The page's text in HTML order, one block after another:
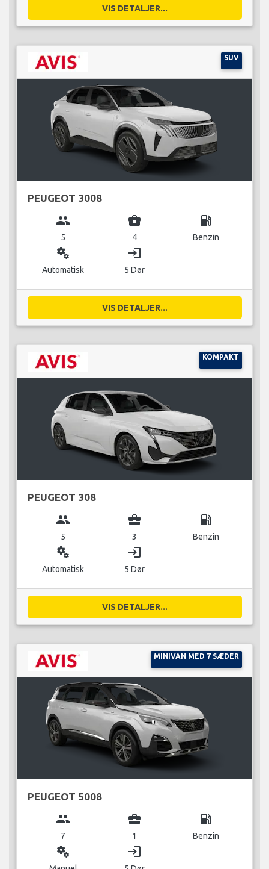
VIS DETALJER...
SUV
PEUGEOT 3008
group
5
business_center
4
local_gas_station
Benzin
miscellaneous_services
Automatisk
login
5 Dør
VIS DETALJER...
KOMPAKT
PEUGEOT 308
group
5
business_center
3
local_gas_station
Benzin
miscellaneous_services
Automatisk
login
5 Dør
VIS DETALJER...
MINIVAN MED 7 SÆDER
PEUGEOT 5008
group
7
business_center
1
local_gas_station
Benzin
miscellaneous_services login